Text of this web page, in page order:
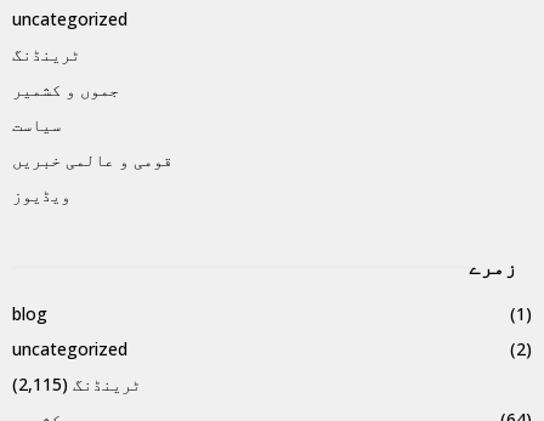
uncategorized
ٹرینڈنگ
جموں و کشمیر
سیاست
قومی و عالمی خبریں
ویڈیوز
زمرے
blog
(1)
uncategorized
(2)
ٹرینڈنگ (2,115)